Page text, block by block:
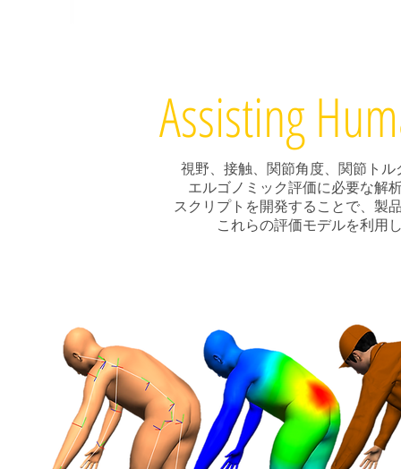
Assisting
視野、接触、関節角度、関節ト
エルゴノミック評価に必要な解
スクリプトを開発することで、製
これらの評価モデルを利用